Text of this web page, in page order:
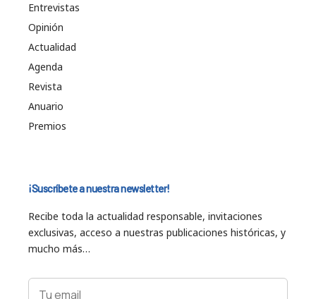
Entrevistas
Opinión
Actualidad
Agenda
Revista
Anuario
Premios
¡Suscríbete a nuestra newsletter!
Recibe toda la actualidad responsable, invitaciones
exclusivas, acceso a nuestras publicaciones históricas, y
mucho más…